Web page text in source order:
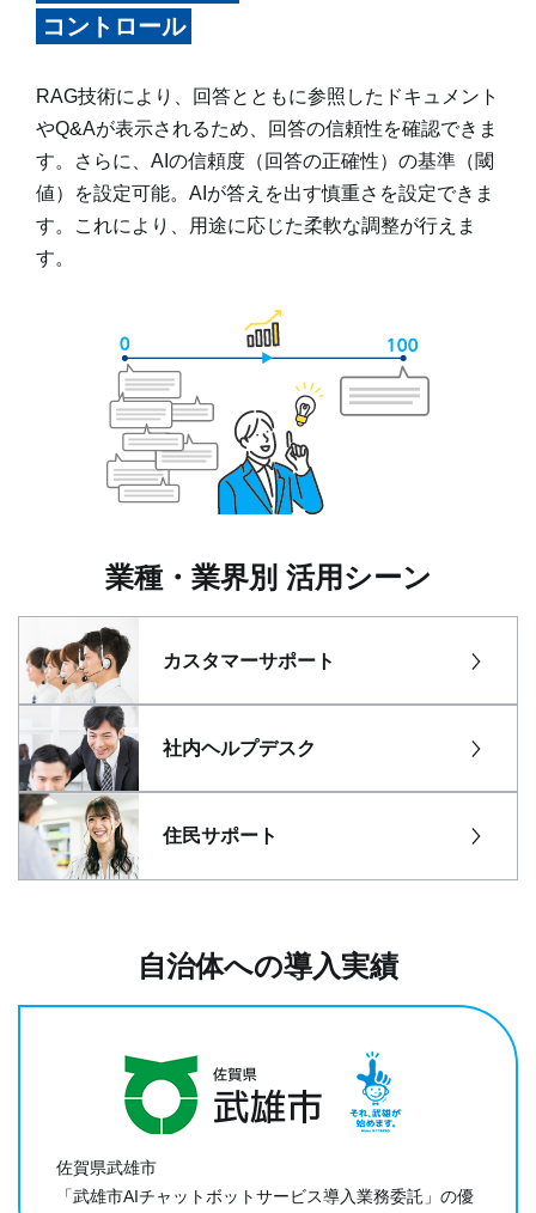
コントロール
RAG技術により、回答とともに参照したドキュメント
やQ&Aが表示されるため、回答の信頼性を確認できま
す。さらに、AIの信頼度（回答の正確性）の基準（閾
値）を設定可能。AIが答えを出す慎重さを設定できま
す。これにより、用途に応じた柔軟な調整が行えま
す。
業種・業界別 活用シーン
カスタマーサポート
社内ヘルプデスク
住民サポート
自治体への導入実績
佐賀県武雄市
「武雄市AIチャットボットサービス導入業務委託」の優